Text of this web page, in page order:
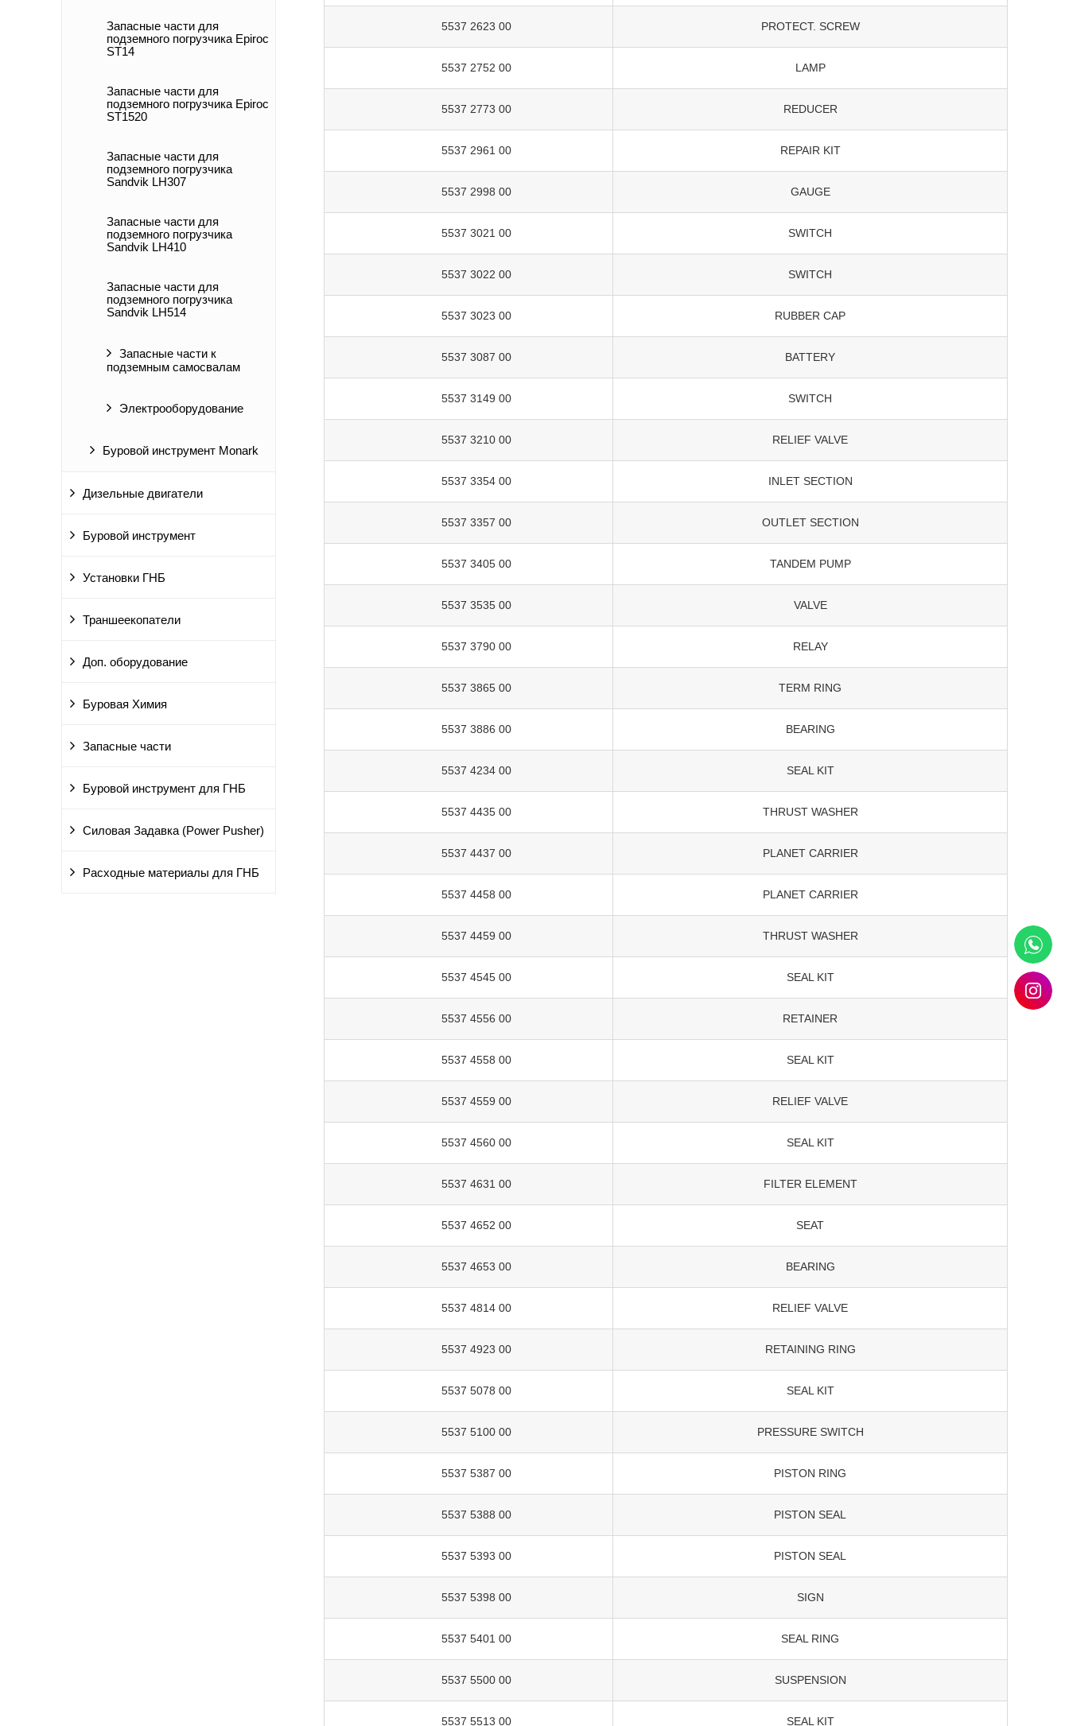
Запасные части для
подземного погрузчика Epiroc
ST14
Запасные части для
подземного погрузчика Epiroc
ST1520
Запасные части для
подземного погрузчика
Sandvik LH307
Запасные части для
подземного погрузчика
Sandvik LH410
Запасные части для
подземного погрузчика
Sandvik LH514
Запасные части к
подземным самосвалам
Электрооборудование
Буровой инструмент Monark
Дизельные двигатели
Буровой инструмент
Установки ГНБ
Траншеекопатели
Доп. оборудование
Буровая Химия
Запасные части
Буровой инструмент для ГНБ
Силовая Задавка (Power Pusher)
Расходные материалы для ГНБ
5537 2623 00 PROTECT. SCREW
5537 2752 00 LAMP
5537 2773 00 REDUCER
5537 2961 00 REPAIR KIT
5537 2998 00 GAUGE
5537 3021 00 SWITCH
5537 3022 00 SWITCH
5537 3023 00 RUBBER CAP
5537 3087 00 BATTERY
5537 3149 00 SWITCH
5537 3210 00 RELIEF VALVE
5537 3354 00 INLET SECTION
5537 3357 00 OUTLET SECTION
5537 3405 00 TANDEM PUMP
5537 3535 00 VALVE
5537 3790 00 RELAY
5537 3865 00 TERM RING
5537 3886 00 BEARING
5537 4234 00 SEAL KIT
5537 4435 00 THRUST WASHER
5537 4437 00 PLANET CARRIER
5537 4458 00 PLANET CARRIER
5537 4459 00 THRUST WASHER
5537 4545 00 SEAL KIT
5537 4556 00 RETAINER
5537 4558 00 SEAL KIT
5537 4559 00 RELIEF VALVE
5537 4560 00 SEAL KIT
5537 4631 00 FILTER ELEMENT
5537 4652 00 SEAT
5537 4653 00 BEARING
5537 4814 00 RELIEF VALVE
5537 4923 00 RETAINING RING
5537 5078 00 SEAL KIT
5537 5100 00 PRESSURE SWITCH
5537 5387 00 PISTON RING
5537 5388 00 PISTON SEAL
5537 5393 00 PISTON SEAL
5537 5398 00 SIGN
5537 5401 00 SEAL RING
5537 5500 00 SUSPENSION
5537 5513 00 SEAL KIT